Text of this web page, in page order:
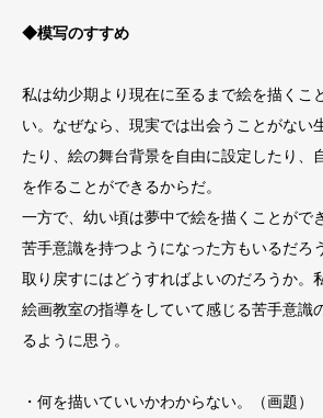
◆模写のすすめ
私は幼少期より現在に至るまで絵を描くこ
い。なぜなら、現実では出会うことがない
たり、絵の舞台背景を自由に設定したり、
を作ることができるからだ。
一方で、幼い頃は夢中で絵を描くことがで
苦手意識を持つようになった方もいるだろ
取り戻すにはどうすればよいのだろうか。
絵画教室の指導をしていて感じる苦手意識
るように思う。
・何を描いていいかわからない。（画題）